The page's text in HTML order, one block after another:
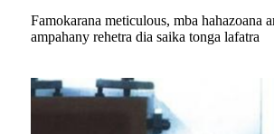
Famokarana meticulous, mba hahazoana
ampahany rehetra dia saika tonga lafatra